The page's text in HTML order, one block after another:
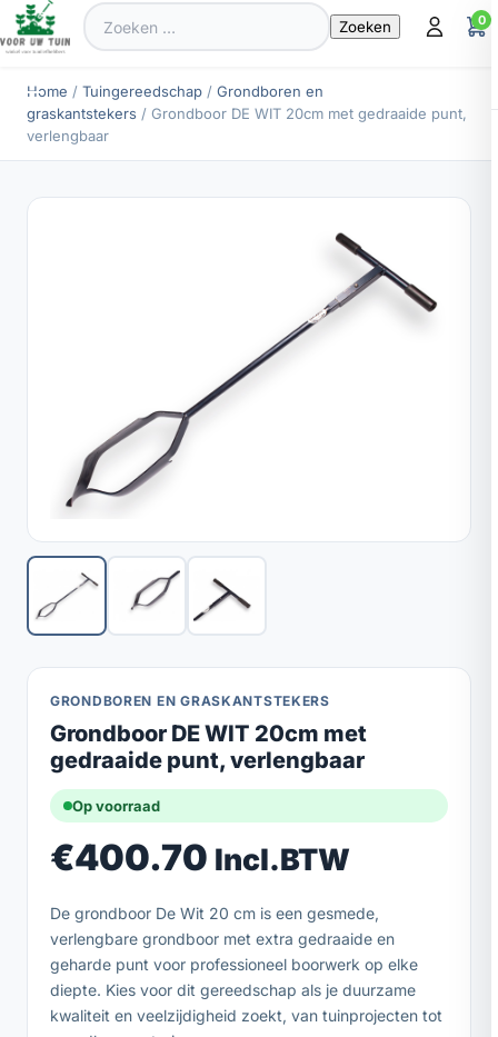
Zoeken
naar:
0
Home / Tuingereedschap / Grondboren en
graskantstekers / Grondboor DE WIT 20cm met gedraaide punt,
verlengbaar
GRONDBOREN EN GRASKANTSTEKERS
Grondboor DE WIT 20cm met
gedraaide punt, verlengbaar
Op voorraad
€400.70 Incl.BTW
De grondboor De Wit 20 cm is een gesmede,
verlengbare grondboor met extra gedraaide en
geharde punt voor professioneel boorwerk op elke
diepte. Kies voor dit gereedschap als je duurzame
kwaliteit en veelzijdigheid zoekt, van tuinprojecten tot